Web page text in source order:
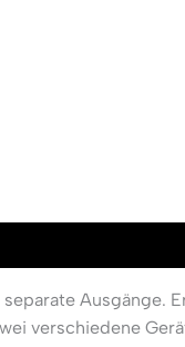
Ausgänge.
verschiedene